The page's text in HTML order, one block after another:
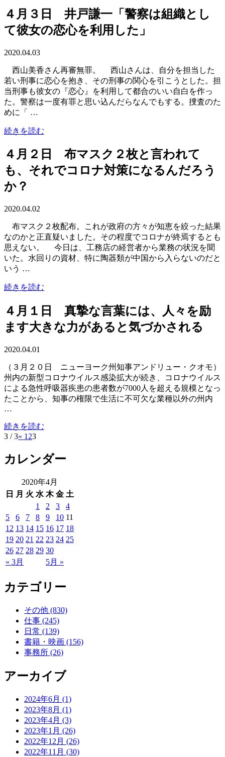
４月３日 井戸謙一「警察は組織とし
て彼女の恋心を利用した」
2020.04.03
西山美香さん再審無罪。 西山さんは、自分を担当した
若い刑事に恋心を抱き、その刑事の関心を引こうとした。担
当刑事も彼女の『恋心』を利用して都合のいい自白を作っ
た。警察は一度有罪と思い込んだらなんでもする。捜査のた
めに「 …
続きを読む
４月２日 布マスク２枚と言われて
も、それでコロナ対策になるんだろう
か？
2020.04.02
布マスク２枚配布。これが政府の方々が知恵を絞った結果
なのかと正直疑いました。その程度でコロナが終焉するとも
思えない。 今日は、工務店の経営者から業務の状況を聞
いた。水回りの資材、特に陶器類が中国から入らないのだと
いう …
続きを読む
４月１日 真摯な言葉には、人々を励
ます大きな力があると気づかされる
2020.04.01
（３月２０日 ニューヨーク州知事アンドリュー・クオモ）
州内の新型コロナウイルス感染拡大が続き、コロナウイルス
による急性呼吸器疾患の患者数が7000人を超える規模となっ
たことから、知事の権限で生活に不可欠な業種以外の州内
…
続きを読む
3 / 3« 1 23
カレンダー
2020年4月
日
月 火 水 木 金 土
« 3月 5月 »
1 2 3
4
5
6 7 8 9 10 11
12 13 14 15 16 17 18
19 20 21 22 23 24 25
26 27 28 29 30
カテゴリー
その他 (830)
仕事 (245)
日常 (139)
書籍・映画 (156)
事務所 (26)
アーカイブ
2024年6月 (1)
2023年8月 (1)
2023年4月 (3)
2023年1月 (26)
2022年12月 (26)
2022年11月 (30)